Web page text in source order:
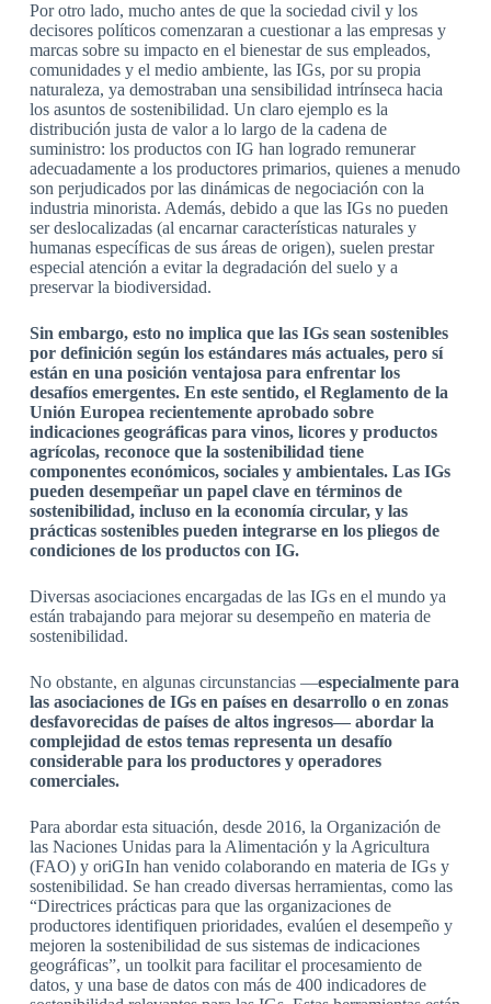
Por otro lado, mucho antes de que la sociedad civil y los
decisores políticos comenzaran a cuestionar a las empresas y
marcas sobre su impacto en el bienestar de sus empleados,
comunidades y el medio ambiente, las IGs, por su propia
naturaleza, ya demostraban una sensibilidad intrínseca hacia
los asuntos de sostenibilidad. Un claro ejemplo es la
distribución justa de valor a lo largo de la cadena de
suministro: los productos con IG han logrado remunerar
adecuadamente a los productores primarios, quienes a menudo
son perjudicados por las dinámicas de negociación con la
industria minorista. Además, debido a que las IGs no pueden
ser deslocalizadas (al encarnar características naturales y
humanas específicas de sus áreas de origen), suelen prestar
especial atención a evitar la degradación del suelo y a
preservar la biodiversidad.
Sin embargo, esto no implica que las IGs sean sostenibles
por definición según los estándares más actuales, pero sí
están en una posición ventajosa para enfrentar los
desafíos emergentes. En este sentido, el Reglamento de la
Unión Europea recientemente aprobado sobre
indicaciones geográficas para vinos, licores y productos
agrícolas, reconoce que la sostenibilidad tiene
componentes económicos, sociales y ambientales. Las IGs
pueden desempeñar un papel clave en términos de
sostenibilidad, incluso en la economía circular, y las
prácticas sostenibles pueden integrarse en los pliegos de
condiciones de los productos con IG.
Diversas asociaciones encargadas de las IGs en el mundo ya
están trabajando para mejorar su desempeño en materia de
sostenibilidad.
No obstante, en algunas circunstancias —especialmente para
las asociaciones de IGs en países en desarrollo o en zonas
desfavorecidas de países de altos ingresos— abordar la
complejidad de estos temas representa un desafío
considerable para los productores y operadores
comerciales.
Para abordar esta situación, desde 2016, la Organización de
las Naciones Unidas para la Alimentación y la Agricultura
(FAO) y oriGIn han venido colaborando en materia de IGs y
sostenibilidad. Se han creado diversas herramientas, como las
“Directrices prácticas para que las organizaciones de
productores identifiquen prioridades, evalúen el desempeño y
mejoren la sostenibilidad de sus sistemas de indicaciones
geográficas”, un toolkit para facilitar el procesamiento de
datos, y una base de datos con más de 400 indicadores de